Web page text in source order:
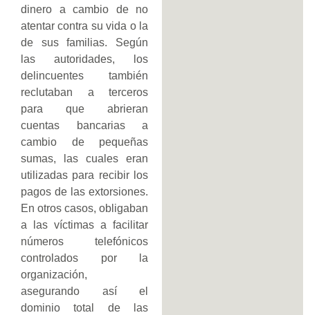
dinero a cambio de no
atentar contra su vida o la
de sus familias. Según
las autoridades, los
delincuentes también
reclutaban a terceros
para que abrieran
cuentas bancarias a
cambio de pequeñas
sumas, las cuales eran
utilizadas para recibir los
pagos de las extorsiones.
En otros casos, obligaban
a las víctimas a facilitar
números telefónicos
controlados por la
organización,
asegurando así el
dominio total de las